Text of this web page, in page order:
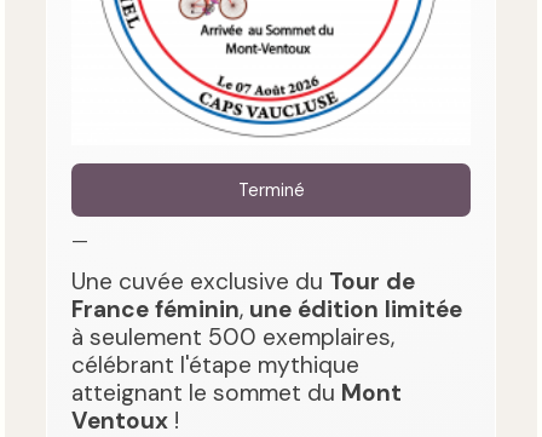
Terminé
—
Une cuvée exclusive du Tour de
France féminin, une édition limitée
à seulement 500 exemplaires,
célébrant l'étape mythique
atteignant le sommet du Mont
Ventoux !